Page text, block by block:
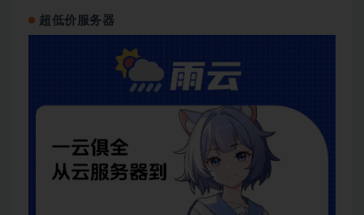
│   ├── [774M]  38-03-分页插件原理.mp4
│   ├── [647M]  39-04-Mybatis逆向工程.mp4
│   ├── [ 99M]  40-SSM集成 01-SSM整合.mp4
│   ├── [169M]  41-02-SSM整合.mp4
│   └── [572M]  42- 03-SSM整合.mp4
│   ├── [ 56M]  01-Springboot基础课程 01-课程介
│   ├── [156M]  02-SpringBoot介绍.mp4
│   ├── [ 96M]  03-为什么要使用springboot.mp4
│   ├── [299M]  04-快速搭建SpringBoot.mp4
│   ├── [281M]  05-代码讲解.mp4
│   ├── [152M]  06-01-使用Spring Initializer快速
│   ├── [8.6M]  06-Springboot配置文件 00-Spring
超低价服务器